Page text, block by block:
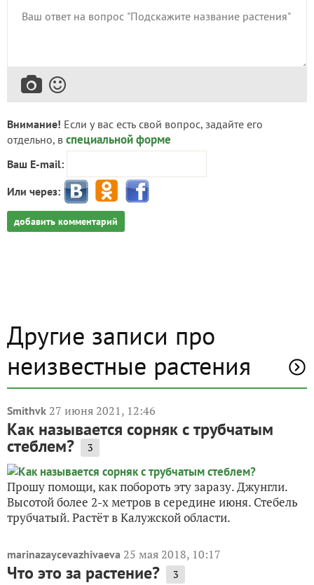
Внимание! Если у вас есть свой вопрос, задайте его
отдельно, в специальной форме
Ваш E-mail:
Или через:
добавить комментарий
Другие записи про
неизвестные растения
Smithvk 27 июня 2021, 12:46
Как называется сорняк с трубчатым
стеблем? 3
Прошу помощи, как побороть эту заразу. Джунгли.
Высотой более 2-х метров в середине июня. Стебель
трубчатый. Растёт в Калужской области.
marinazaycevazhivaeva 25 мая 2018, 10:17
Что это за растение? 3